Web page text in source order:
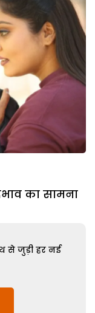
का सामना
से जुड़ी हर नई